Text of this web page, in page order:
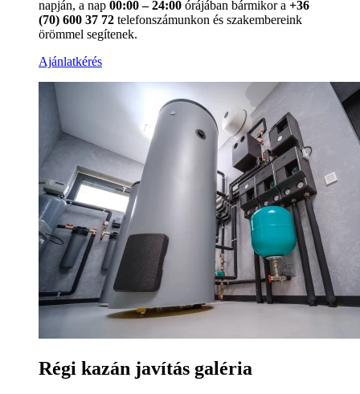
napján, a nap 00:00 – 24:00 órájában bármikor a +36
(70) 600 37 72 telefonszámunkon és szakembereink
örömmel segítenek.
Ajánlatkérés
Régi kazán javítás galéria